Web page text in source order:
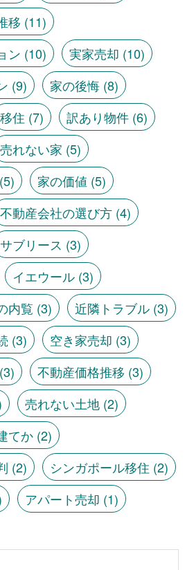
移 (11)
ン (10) 実家売却 (10)
(9) 家の後悔(8)
移住 (7) 訳あり物件(6)
売れない家 (5)
(5) 家の価値 (5)
不動産会社の選び方(4)
サブリース (3)
イエウール(3)
内覧 (3) 近隣トラブル(3)
(3) 空き家売却 (3)
(3) 不動産価格推移 (3)
売れない土地(2)
てか(2)
(2) シンガポール移住 (2)
アパート売却 (1)